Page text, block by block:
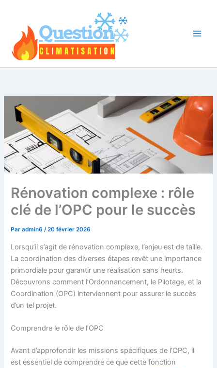
Rénovation complexe : rôle
clé de l’OPC pour le succès
Paradmin6/20 février 2026
Lorsqu’il s’agit de rénovation complexe, l’enjeu est de taille.
La coordination des diverses étapes revêt une importance
primordiale pour garantir une réalisation sans heurts.
Découvrons comment l’Ordonnancement, le Pilotage, et la
Coordination (OPC) interviennent pour assurer le succès
d’un tel projet.
Comprendre le rôle de l’OPC
Avant d’approfondir les missions spécifiques de l’OPC, il
est essentiel de comprendre ce que cette fonction